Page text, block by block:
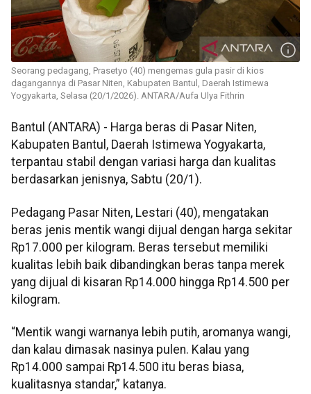
Seorang pedagang, Prasetyo (40) mengemas gula pasir di kios
dagangannya di Pasar Niten, Kabupaten Bantul, Daerah Istimewa
Yogyakarta, Selasa (20/1/2026). ANTARA/Aufa Ulya Fithrin
Bantul (ANTARA) - Harga beras di Pasar Niten,
Kabupaten Bantul, Daerah Istimewa Yogyakarta,
terpantau stabil dengan variasi harga dan kualitas
berdasarkan jenisnya, Sabtu (20/1).
Pedagang Pasar Niten, Lestari (40), mengatakan
beras jenis mentik wangi dijual dengan harga sekitar
Rp17.000 per kilogram. Beras tersebut memiliki
kualitas lebih baik dibandingkan beras tanpa merek
yang dijual di kisaran Rp14.000 hingga Rp14.500 per
kilogram.
“Mentik wangi warnanya lebih putih, aromanya wangi,
dan kalau dimasak nasinya pulen. Kalau yang
Rp14.000 sampai Rp14.500 itu beras biasa,
kualitasnya standar,” katanya.